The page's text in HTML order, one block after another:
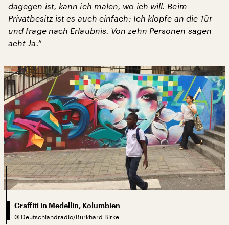
dagegen ist, kann ich malen, wo ich will. Beim
Privatbesitz ist es auch einfach: Ich klopfe an die Tür
und frage nach Erlaubnis. Von zehn Personen sagen
acht Ja.“
Graffiti in Medellin, Kolumbien
© Deutschlandradio/Burkhard Birke